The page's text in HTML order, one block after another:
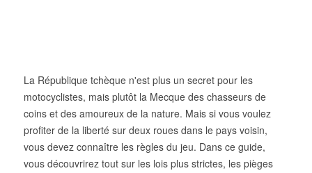
La République tchèque n'est plus un secret pour les
motocyclistes, mais plutôt la Mecque des chasseurs de
coins et des amoureux de la nature. Mais si vous voulez
profiter de la liberté sur deux roues dans le pays voisin,
vous devez connaître les règles du jeu. Dans ce guide,
vous découvrirez tout sur les lois plus strictes, les pièges